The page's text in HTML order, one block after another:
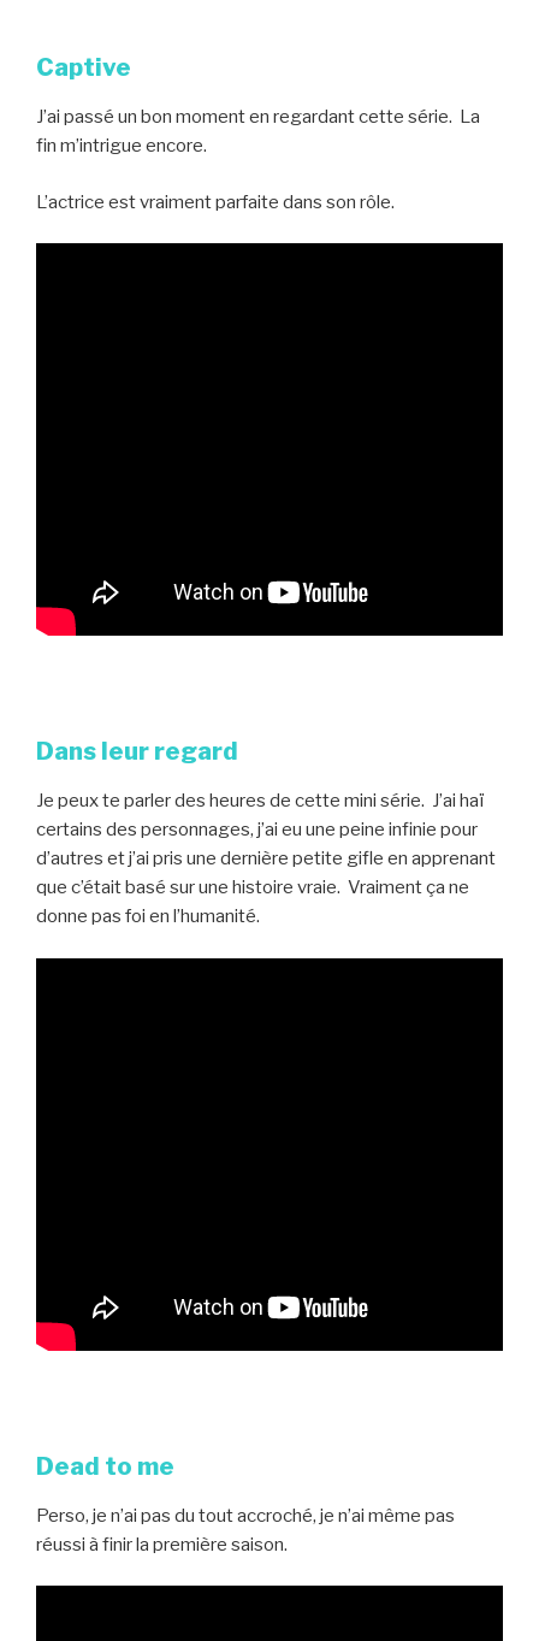
Captive
J’ai passé un bon moment en regardant cette série. La
fin m’intrigue encore.
L’actrice est vraiment parfaite dans son rôle.
Dans leur regard
Je peux te parler des heures de cette mini série. J’ai haï
certains des personnages, j’ai eu une peine infinie pour
d’autres et j’ai pris une dernière petite gifle en apprenant
que c’était basé sur une histoire vraie. Vraiment ça ne
donne pas foi en l’humanité.
Dead to me
Perso, je n’ai pas du tout accroché, je n’ai même pas
réussi à finir la première saison.